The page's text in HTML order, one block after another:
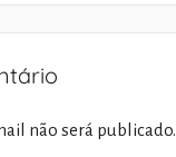
não será publicado.